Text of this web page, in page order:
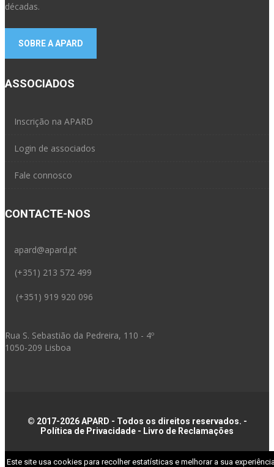
Este site usa cookies para recolher estatísticas e melhorar a sua
décadas.
SOBRE A APARD
ASSOCIADOS
Inscrição na APARD
Login de associados
Fale connosco
CONTACTE-NOS
apard@apard.pt
(+351) 213 572 499
(+351) 919 920 096
Rua S. Sebastião da Pedreira, 110 - 4º
1050-209 Lisboa
© 2017-2026 APARD - Todos os direitos reservados. -
Política de Privacidade - Livro de Reclamações